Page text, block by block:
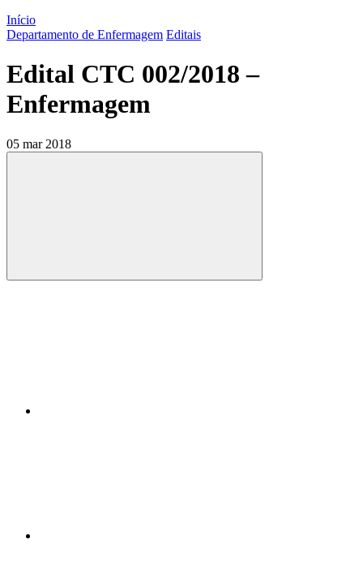
Início
Departamento de Enfermagem Editais
Edital CTC 002/2018 –
Enfermagem
05 mar 2018
Compartilhar